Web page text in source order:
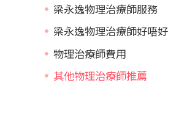
梁永逸物理治療師服務
梁永逸物理治療師好唔好
物理治療師費用
其他物理治療師推薦